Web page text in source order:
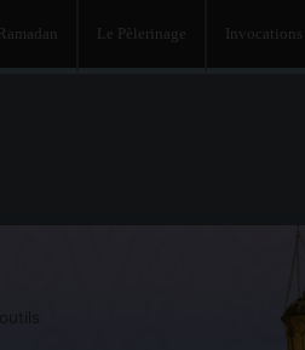
Le Pèlerinage Invocations